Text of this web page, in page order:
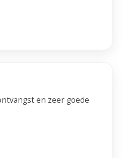
en zeer goede